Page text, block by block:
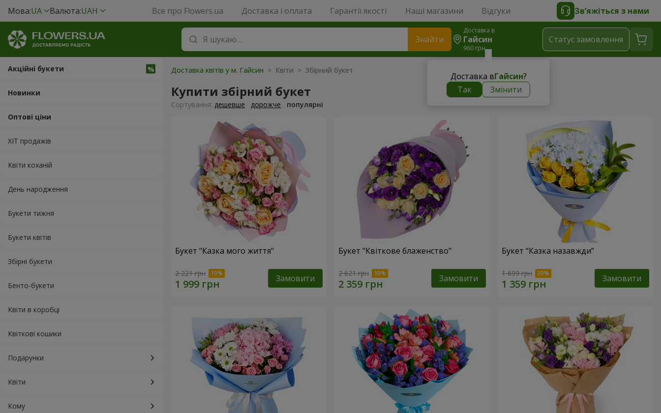
Мова:UA Валюта:UAH Все про Flowers.ua Доставка і оплата Гарантії якості Наші магазини Відгуки Зв’яжіться з нами
Знайти
Доставка в
Гайсин
960 грн
Доставка вГайсин?
Так
Змінити
Статус замовлення
Акційні букети
Новинки
Оптові ціни
ХІТ продажів
Квіти коханій
День народження
Букети тижня
Букети квітів
Збірні букети
Бенто-букети
Квіти в коробці
Квіткові кошики
Подарунки
Квіти
Кому
Доставка квітів у м. Гайсин > Квіти > Збірний букет
Купити збірний букет
Сортування: дешевше дорожче популярні
Букет "Казка мого життя"
2 221 грн Замовити
Букет "Квіткове блаженство"
2 621 грн Замовити
Букет “Казка назавжди”
1 699 грн Замовити